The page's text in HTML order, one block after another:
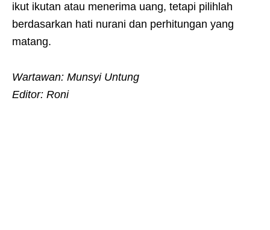
ikut ikutan atau menerima uang, tetapi pilihlah
berdasarkan hati nurani dan perhitungan yang
matang.
Wartawan: Munsyi Untung
Editor: Roni